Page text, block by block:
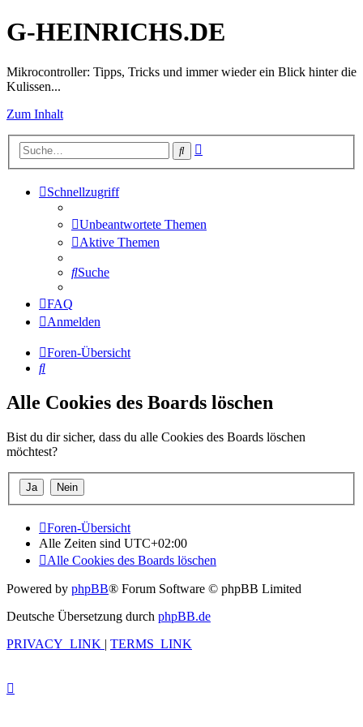
G-HEINRICHS.DE
Mikrocontroller: Tipps, Tricks und immer wieder ein Blick hinter die
Kulissen...
Zum Inhalt
Suche
Schnellzugriff
Unbeantwortete Themen
Aktive Themen
Suche
FAQ
Anmelden
Foren-Übersicht
Suche
Alle Cookies des Boards löschen
Bist du dir sicher, dass du alle Cookies des Boards löschen
möchtest?
Foren-Übersicht
Alle Zeiten sind UTC+02:00
Alle Cookies des Boards löschen
Powered by phpBB® Forum Software © phpBB Limited
Deutsche Übersetzung durch phpBB.de
PRIVACY_LINK | TERMS_LINK